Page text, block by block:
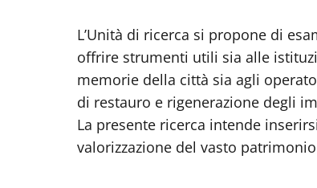
L’Unità di ricerca si propone di
offrire strumenti utili sia alle
memorie della città sia agli
di restauro e rigenerazione degli
La presente ricerca intende
valorizzazione del vasto